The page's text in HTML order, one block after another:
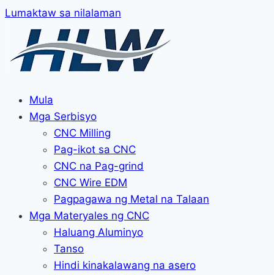
Lumaktaw sa nilalaman
Mula
Mga Serbisyo
CNC Milling
Pag-ikot sa CNC
CNC na Pag-grind
CNC Wire EDM
Pagpagawa ng Metal na Talaan
Mga Materyales ng CNC
Haluang Aluminyo
Tanso
Hindi kinakalawang na asero